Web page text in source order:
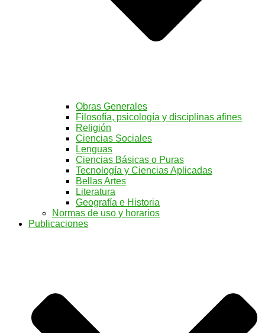
Obras Generales
Filosofía, psicología y disciplinas afines
Religión
Ciencias Sociales
Lenguas
Ciencias Básicas o Puras
Tecnología y Ciencias Aplicadas
Bellas Artes
Literatura
Geografía e Historia
Normas de uso y horarios
Publicaciones